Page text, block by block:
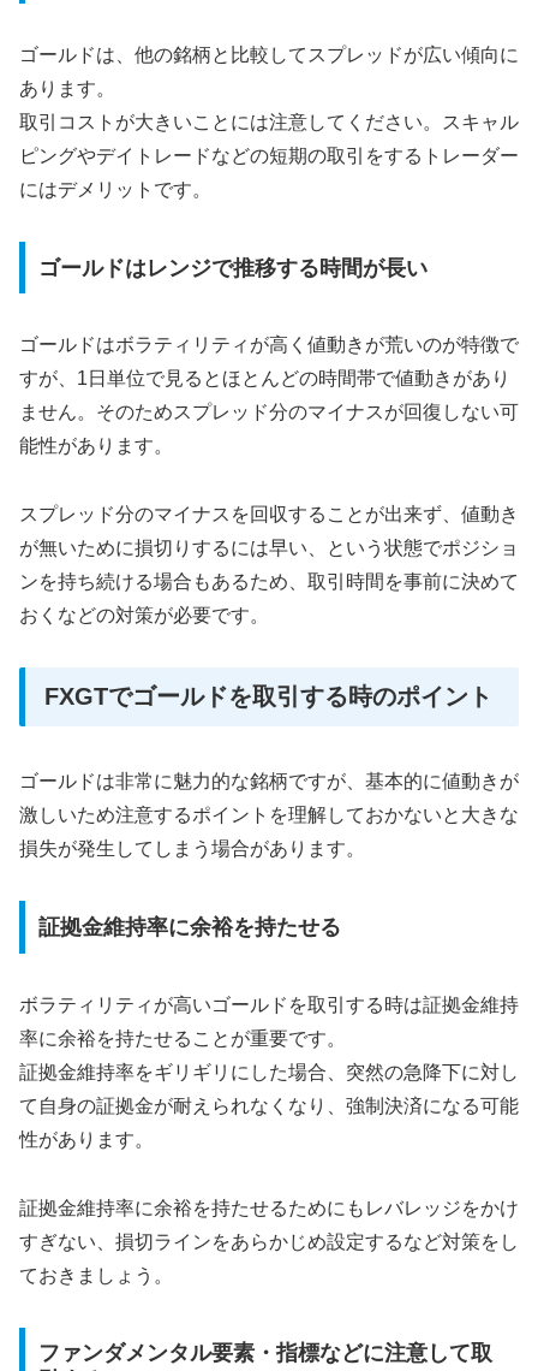
ゴールドは、他の銘柄と比較してスプレッドが広い傾向に
あります。
取引コストが大きいことには注意してください。スキャル
ピングやデイトレードなどの短期の取引をするトレーダー
にはデメリットです。
ゴールドはレンジで推移する時間が長い
ゴールドはボラティリティが高く値動きが荒いのが特徴で
すが、 1日単位で見るとほとんどの時間帯で値動きがあり
ません。そのためスプレッド分のマイナスが回復しない可
能性があります。
スプレッド分のマイナスを回収することが出来ず、値動き
が無いために損切りするには早い、という状態でポジショ
ンを持ち続ける場合もあるため、取引時間を事前に決めて
おくなどの対策が必要です。
FXGTでゴールドを取引する時のポイント
ゴールドは非常に魅力的な銘柄ですが、基本的に値動きが
激しいため注意するポイントを理解しておかないと大きな
損失が発生してしまう場合があります。
証拠金維持率に余裕を持たせる
ボラティリティが高いゴールドを取引する時は証拠金維持
率に余裕を持たせることが重要です。
証拠金維持率をギリギリにした場合、突然の急降下に対し
て自身の証拠金が耐えられなくなり、強制決済になる可能
性があります。
証拠金維持率に余裕を持たせるためにもレバレッジをかけ
すぎない、損切ラインをあらかじめ設定するなど対策をし
ておきましょう。
ファンダメンタル要素・指標などに注意して取